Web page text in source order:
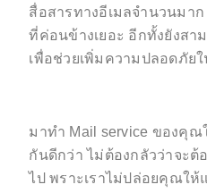
สื่อสารทางอีเมลจำนวนมา
ที่ค่อนข้างเยอะ อีกทั้งยังสา
เพื่อช่วยเพิ่มความปลอดภัย
มาทำ Mail service ของคุ
กันดีกว่า ไม่ต้องกลัวว่าจะ
ไป พราะเราไม่ปล่อยคุณให้